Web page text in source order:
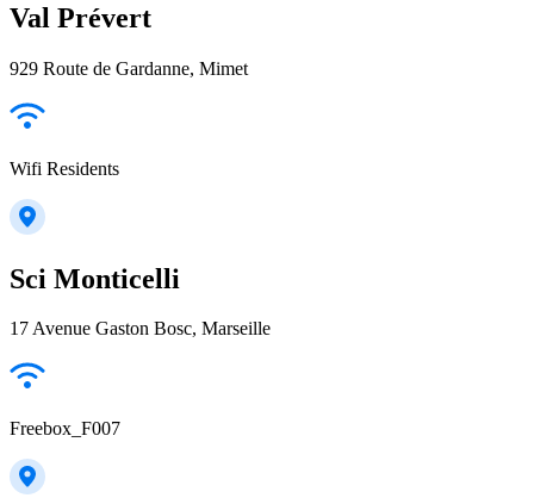
Val Prévert
929 Route de Gardanne, Mimet
Wifi Residents
Sci Monticelli
17 Avenue Gaston Bosc, Marseille
Freebox_F007